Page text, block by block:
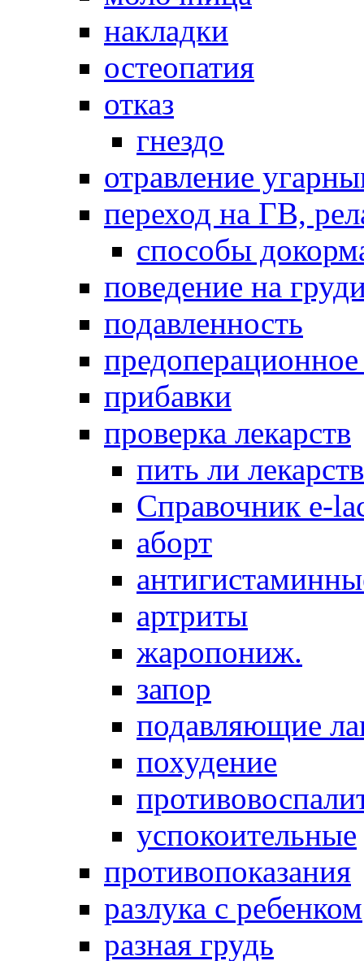
накладки
остеопатия
отказ
гнездо
отравление
переход на ГВ,
способы
поведение на
подавленность
прибавки
проверка лекарств
пить ли
Справочник e-
аборт
артриты
жаропониж.
запор
подавляющие
похудение
успокоительные
противопоказания
разлука с ребенком
разная грудь